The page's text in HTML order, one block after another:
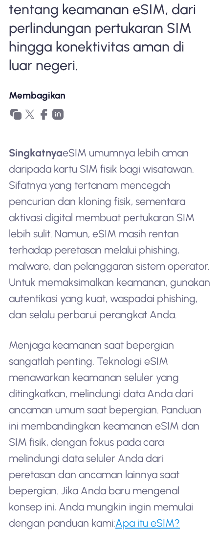
Untuk bisnis
tentang keamanan eSIM, dari
perlindungan pertukaran SIM
hingga konektivitas aman di
luar negeri.
Membagikan
SingkatnyaeSIM umumnya lebih aman
daripada kartu SIM fisik bagi wisatawan.
Sifatnya yang tertanam mencegah
pencurian dan kloning fisik, sementara
aktivasi digital membuat pertukaran SIM
lebih sulit. Namun, eSIM masih rentan
terhadap peretasan melalui phishing,
malware, dan pelanggaran sistem operator.
Untuk memaksimalkan keamanan, gunakan
autentikasi yang kuat, waspadai phishing,
dan selalu perbarui perangkat Anda.
Menjaga keamanan saat bepergian
sangatlah penting. Teknologi eSIM
menawarkan keamanan seluler yang
ditingkatkan, melindungi data Anda dari
ancaman umum saat bepergian. Panduan
ini membandingkan keamanan eSIM dan
SIM fisik, dengan fokus pada cara
melindungi data seluler Anda dari
peretasan dan ancaman lainnya saat
bepergian. Jika Anda baru mengenal
konsep ini, Anda mungkin ingin memulai
dengan panduan kami:Apa itu eSIM?